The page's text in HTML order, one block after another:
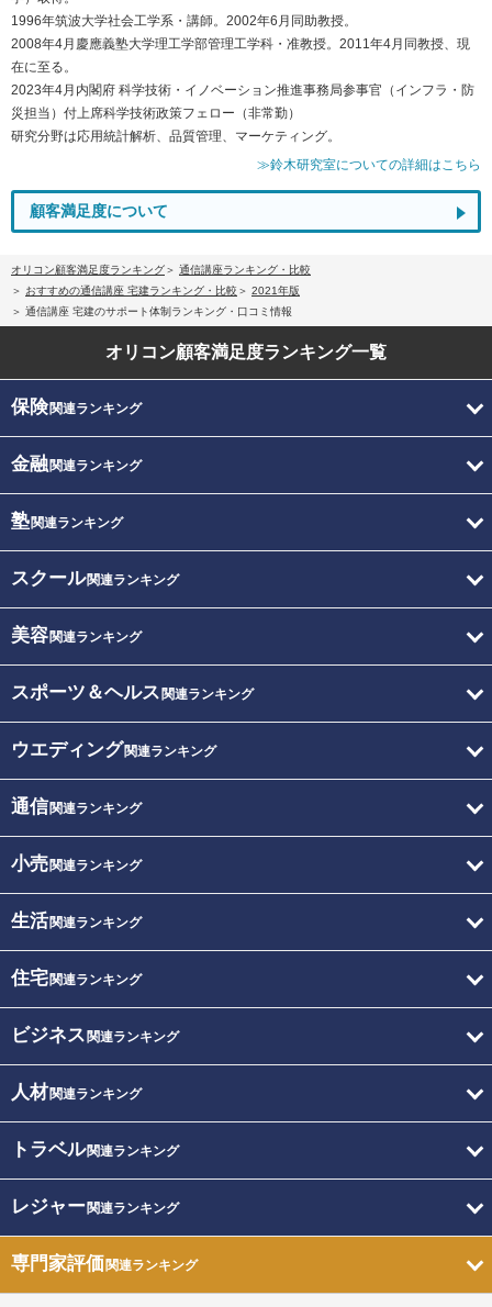
1996年筑波大学社会工学系・講師。2002年6月同助教授。
2008年4月慶應義塾大学理工学部管理工学科・准教授。2011年4月同教授、現
在に至る。
2023年4月内閣府 科学技術・イノベーション推進事務局参事官（インフラ・防
災担当）付上席科学技術政策フェロー（非常勤）
研究分野は応用統計解析、品質管理、マーケティング。
≫鈴木研究室についての詳細はこちら
顧客満足度について
オリコン顧客満足度ランキング
通信講座ランキング・比較
おすすめの通信講座 宅建ランキング・比較
2021年版
通信講座 宅建のサポート体制ランキング・口コミ情報
オリコン顧客満足度ランキング一覧
保険関連ランキング
金融関連ランキング
塾関連ランキング
スクール関連ランキング
美容関連ランキング
スポーツ＆ヘルス 関連ランキング
ウエディング関連ランキング
通信関連ランキング
小売関連ランキング
生活関連ランキング
住宅関連ランキング
ビジネス 関連ランキング
人材関連ランキング
トラベル関連ランキング
レジャー関連ランキング
専門家評価関連ランキング